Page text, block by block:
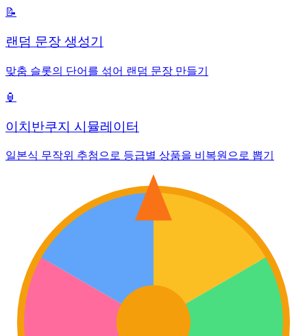
📝
랜덤 문장 생성기
맞춤 슬롯의 단어를 섞어 랜덤 문장 만들기
🏮
이치반쿠지 시뮬레이터
일본식 무작위 추첨으로 등급별 상품을 비복원으로 뽑기